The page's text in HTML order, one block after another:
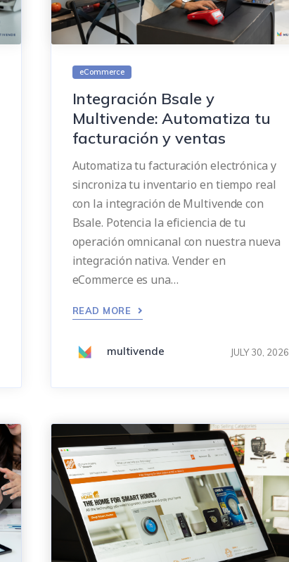
eCommerce
Integración Bsale y
Multivende: Automatiza tu
facturación y ventas
Automatiza tu facturación electrónica y
sincroniza tu inventario en tiempo real
con la integración de Multivende con
Bsale. Potencia la eficiencia de tu
operación omnicanal con nuestra nueva
integración nativa. Vender en
eCommerce es una…
READ MORE
multivende JULY 30, 2026